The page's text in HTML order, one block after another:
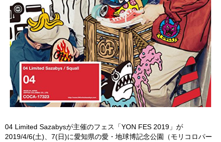
04 Limited Sazabysが主催のフェス「YON FES 2019」が
2019/4/6(土)、7(日)に愛知県の愛・地球博記念公園（モリコロパー